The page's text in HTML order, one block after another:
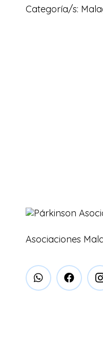
Categoría/s:
Asociaciones